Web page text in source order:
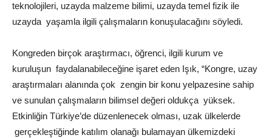
teknolojileri, uzayda malzeme bilimi, uzayda temel fizik ile
uzayda yaşamla ilgili çalışmaların konuşulacağını söyledi.
Kongreden birçok araştırmacı, öğrenci, ilgili kurum ve
kuruluşun faydalanabileceğine işaret eden Işık, “Kongre, uzay
araştırmaları alanında çok zengin bir konu yelpazesine sahip
ve sunulan çalışmaların bilimsel değeri oldukça yüksek.
Etkinliğin Türkiye’de düzenlenecek olması, uzak ülkelerde
gerçekleştiğinde katılım olanağı bulamayan ülkemizdeki